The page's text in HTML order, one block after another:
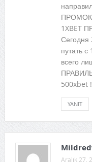
1XBET
Сегодня
путать
всего
500xbet
YANIT
Aralık 27,